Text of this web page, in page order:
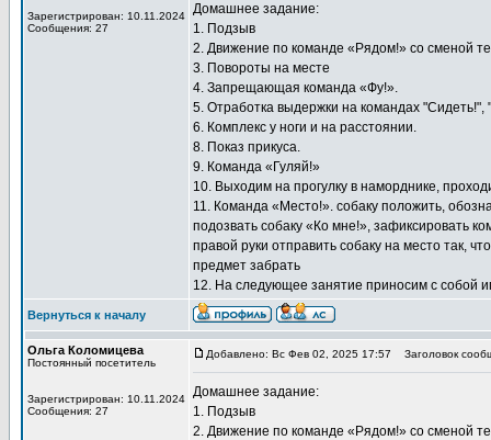
Зарегистрирован: 10.11.2024
Сообщения: 27
Домашнее задание:
1. Подзыв
2. Движение по команде «Рядом!» со сменой
3. Повороты на месте
4. Запрещающая команда «Фу!».
5. Отработка выдержки на командах "Сидеть!",
6. Комплекс у ноги и на расстоянии.
8. Показ прикуса.
9. Команда «Гуляй!»
10. Выходим на прогулку в наморднике,
11. Команда «Место!». собаку положить,
подозвать собаку «Ко мне!», зафиксировать
правой руки отправить собаку на место так,
предмет забрать
12. На следующее занятие приносим с собой
Вернуться к началу
Ольга Коломицева
Постоянный посетитель
Зарегистрирован: 10.11.2024
Сообщения: 27
Добавлено: Вс Фев 02, 2025 17:57 Заголовок
Домашнее задание:
1. Подзыв
2. Движение по команде «Рядом!» со сменой